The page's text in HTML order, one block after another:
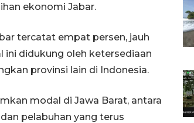
ekonomi Jabar.
tercatat empat persen, jauh
ini didukung oleh ketersediaan
provinsi lain di Indonesia.
modal di Jawa Barat, antara
pelabuhan yang terus